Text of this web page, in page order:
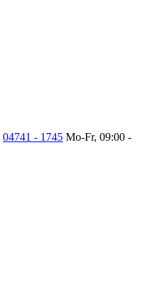
04741 - 1745 Mo-Fr, 09:00 -